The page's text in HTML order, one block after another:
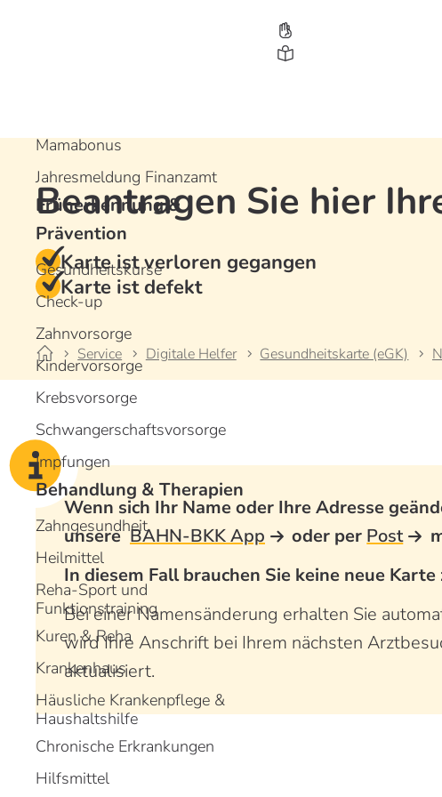
Mamabonus
Jahresmeldung Finanzamt
Früherkennung &
Prävention
Gesundheitskurse
Check-up
Zahnvorsorge
Kindervorsorge
Krebsvorsorge
Schwangerschaftsvorsorge
Impfungen
Behandlung & Therapien
Zahngesundheit
Heilmittel
Reha-Sport und
Funktionstraining
Kuren & Reha
Krankenhaus
Häusliche Krankenpflege &
Haushaltshilfe
Chronische Erkrankungen
Hilfsmittel
Beantragen Sie hier
Karte ist verloren gegangen
Karte ist defekt
Service Digitale Helfer Gesundheitskarte (eGK)
Wenn sich Ihr Name oder Ihre Adresse
unsereBAHN-BKK App oder per Post
In diesem Fall brauchen Sie keine neue
Bei einer Namensänderung erhalten Sie
wird Ihre Anschrift bei Ihrem nächsten
aktualisiert.